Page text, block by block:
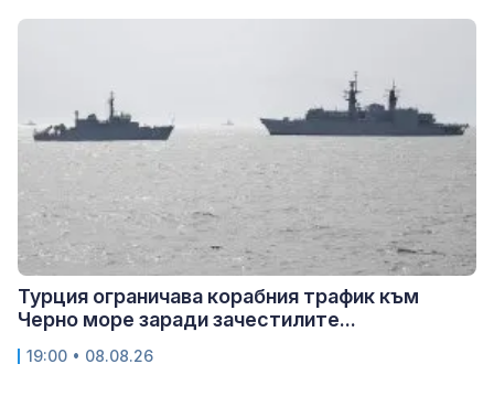
Турция ограничава корабния трафик към
Черно море заради зачестилите...
19:00 • 08.08.26